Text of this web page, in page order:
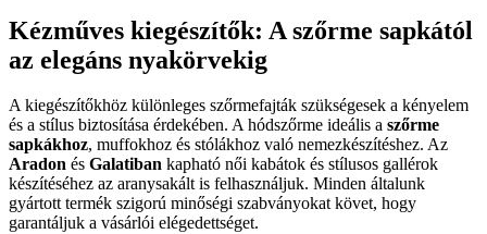
Kézműves kiegészítők: A szőrme sapkától
az elegáns nyakörvekig
A kiegészítőkhöz különleges szőrmefajták szükségesek a kényelem
és a stílus biztosítása érdekében. A hódszőrme ideális a szőrme
sapkákhoz, muffokhoz és stólákhoz való nemezkészítéshez. Az
Aradon és Galatiban kapható női kabátok és stílusos gallérok
készítéséhez az aranysakált is felhasználjuk. Minden általunk
gyártott termék szigorú minőségi szabványokat követ, hogy
garantáljuk a vásárlói elégedettséget.